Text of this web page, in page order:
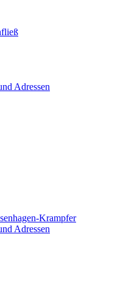
Adressen
Krampfer
Adressen